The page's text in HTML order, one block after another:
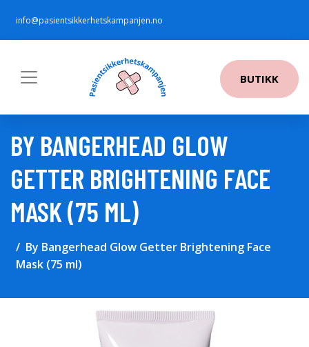
info@pasientsikkerhetskampanjen.no
BUTIKK
BY BANGERHEAD GLOW
GETTER BRIGHTENING FACE
MASK (75 ML)
By Bangerhead Glow Getter Brightening Face
Mask (75 ml)